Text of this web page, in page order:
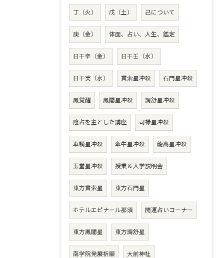
丁（火） 戊（土） 己について
庚（金） 体面、占い、人生、鑑定
日干辛（金） 日干壬（水）
日干癸（水） 貫索星冲殺 石門星冲殺
鳳覚醒 鳳閣星冲殺 調舒星冲殺
陰占を主とした講座 司禄星冲殺
車騎星冲殺 牽牛星冲殺 龍高星冲殺
玉堂星冲殺 授業＆入学説明会
東方貫索星 東方石門星
ホテルエピナール那須 開運占いコーナー
東方鳳閣星 東方調舒星
南学院発展祈願 大前神社